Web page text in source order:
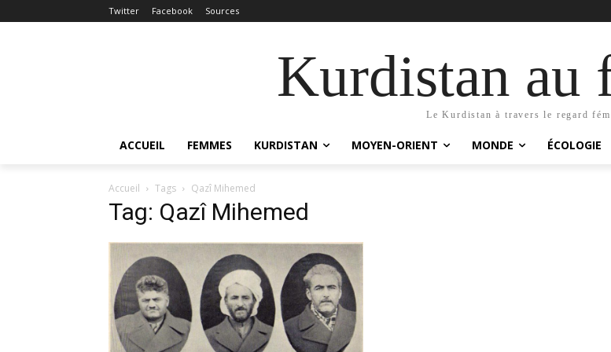
Twitter Facebook Sources
Kurdistan au
Le Kurdistan à travers le regard
ACCUEIL FEMMES KURDISTAN MOYEN-ORIENT MONDE ÉCOLOGIE
Accueil Tags Qazî Mihemed
Tag: Qazî Mihemed